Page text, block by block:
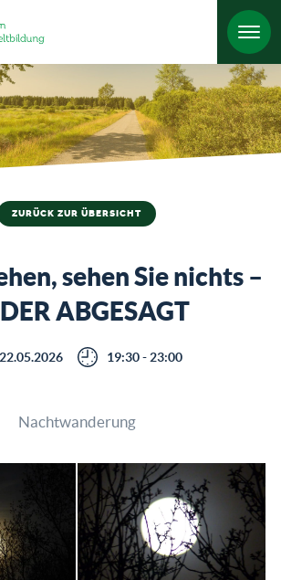
ZURÜCK ZUR ÜBERSICHT
sehen Sie nichts –
ABGESAGT
22.05.2026 19:30 - 23:00
Nachtwanderung